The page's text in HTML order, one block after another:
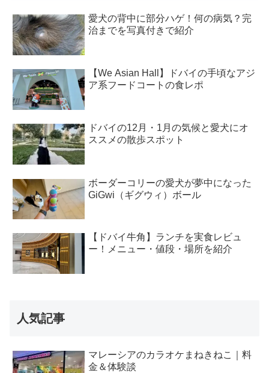
愛犬の背中に部分ハゲ！何の病気？完
治までを写真付きで紹介
【We Asian Hall】ドバイの手頃なアジ
ア系フードコートの食レポ
ドバイの12月・1月の気候と愛犬にオ
ススメの散歩スポット
ボーダーコリーの愛犬が夢中になった
GiGwi（ギグウィ）ボール
【ドバイ牛角】ランチを実食レビュ
ー！メニュー・値段・場所を紹介
人気記事
マレーシアのカラオケまねきねこ｜料
金＆体験談